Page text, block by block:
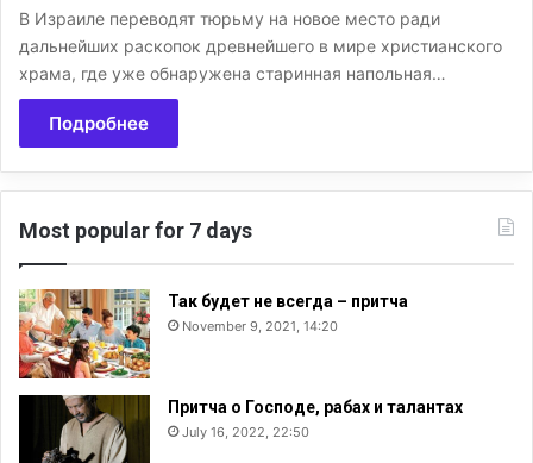
В Израиле переводят тюрьму на новое место ради
дальнейших раскопок древнейшего в мире христианского
храма, где уже обнаружена старинная напольная…
Подробнее
Most popular for 7 days
Так будет не всегда – притча
November 9, 2021, 14:20
Притча о Господе, рабах и талантах
July 16, 2022, 22:50